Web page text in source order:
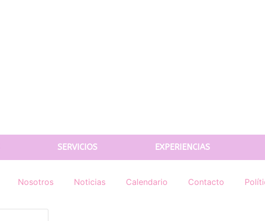
SERVICIOS EXPERIENCIAS
Nosotros Noticias Calendario Contacto